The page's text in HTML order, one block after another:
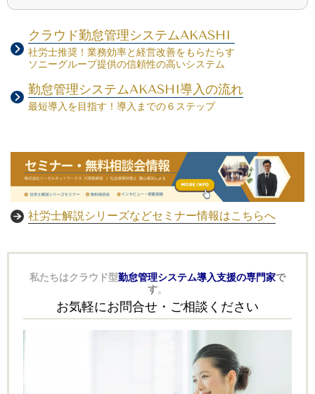
クラウド勤怠管理システムAKASHI
社労士推奨！業務効率と経営改善をもらたらす
ソニーグループ提供の信頼性の高いシステム
勤怠管理システムAKASHI導入の流れ
最短導入を目指す！導入までの６ステップ
社労士解説シリーズなどセミナー情報はこちらへ
私たちはクラウド型勤怠管理システム導入支援の専門家で
す。
お気軽にお問合せ・ご相談ください